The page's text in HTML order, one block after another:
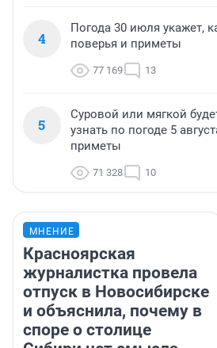
4
Погода 30 июля укажет,
поверья и приметы
77 169 13
5
Суровой или мягкой
узнать по погоде 5
приметы
71 328 10
МНЕНИЕ
Красноярская
журналистка провела
отпуск в Новосибирске
и объяснила, почему в
споре о столице